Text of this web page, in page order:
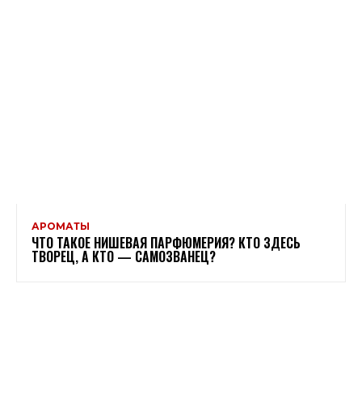
АРОМАТЫ
ЧТО ТАКОЕ НИШЕВАЯ ПАРФЮМЕРИЯ? КТО ЗДЕСЬ
ТВОРЕЦ, А КТО — САМОЗВАНЕЦ?